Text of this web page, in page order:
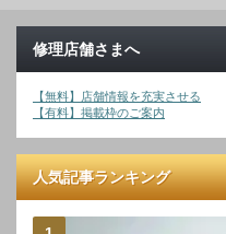
修理店舗さまへ
【無料】店舗情報を充実させる
【有料】掲載枠のご案内
人気記事ランキング